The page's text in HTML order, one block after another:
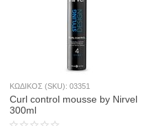
ΚΩΔΙΚΟΣ (SKU): 03351
Curl control mousse by Nirvel
300ml